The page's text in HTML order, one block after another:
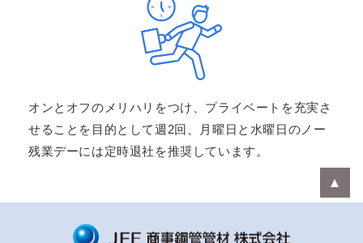
オンとオフのメリハリをつけ、プライベートを充実さ
せることを目的として週2回、月曜日と水曜日のノー
残業デーには定時退社を推奨しています。